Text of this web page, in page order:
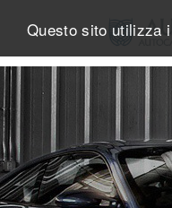
Questo sito utilizza